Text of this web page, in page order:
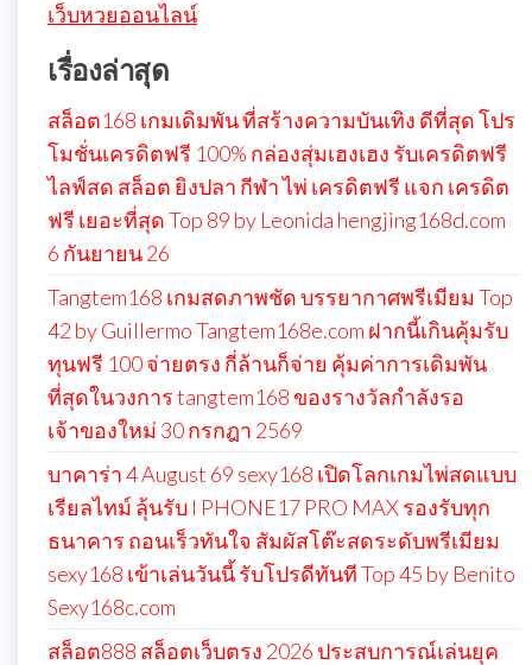
เว็บหวยออนไลน์
เรื่องล่าสุด
สล็อต168 เกมเดิมพัน ที่สร้างความบันเทิง ดีที่สุด โปร
โมชั่นเครดิตฟรี 100% กล่องสุ่มเฮงเฮง รับเครดิตฟรี
ไลฟ์สด สล็อต ยิงปลา กีฬา ไพ่ เครดิตฟรี แจก เครดิต
ฟรี เยอะที่สุด Top 89 by Leonida hengjing168d.com
6 กันยายน 26
Tangtem168 เกมสดภาพชัด บรรยากาศพรีเมียม Top
42 by Guillermo Tangtem168e.com ฝากนี้เกินคุ้มรับ
ทุนฟรี 100 จ่ายตรง กี่ล้านก็จ่าย คุ้มค่าการเดิมพัน
ที่สุดในวงการ tangtem168 ของรางวัลกำลังรอ
เจ้าของใหม่ 30 กรกฎา 2569
บาคาร่า 4 August 69 sexy168 เปิดโลกเกมไพ่สดแบบ
เรียลไทม์ ลุ้นรับ I PHONE17 PRO MAX รองรับทุก
ธนาคาร ถอนเร็วทันใจ สัมผัสโต๊ะสดระดับพรีเมียม
sexy168 เข้าเล่นวันนี้ รับโปรดีทันที Top 45 by Benito
Sexy168c.com
สล็อต888 สล็อตเว็บตรง 2026 ประสบการณ์เล่นยุค